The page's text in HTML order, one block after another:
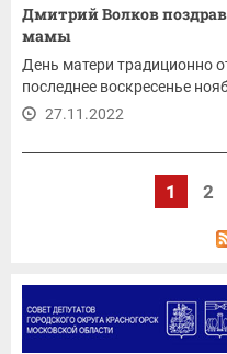
Дмитрий Волков
мамы
День матери традиционно
последнее воскресенье
27.11.2022
1 2